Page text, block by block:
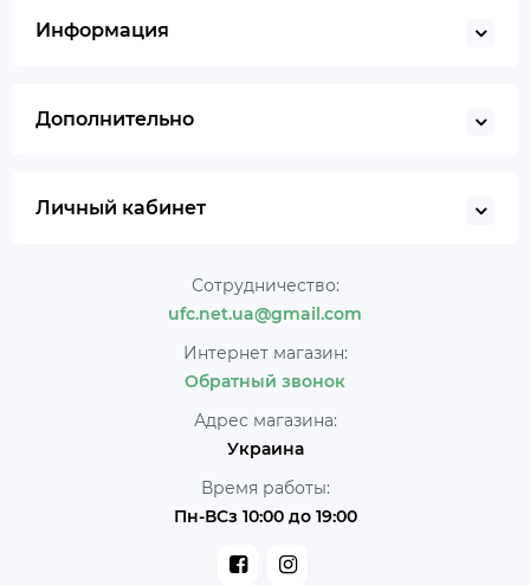
Информация
Дополнительно
Личный кабинет
Сотрудничество:
ufc.net.ua@gmail.com
Интернет магазин:
Обратный звонок
Адрес магазина:
Украина
Время работы:
Пн-ВСз 10:00 до 19:00